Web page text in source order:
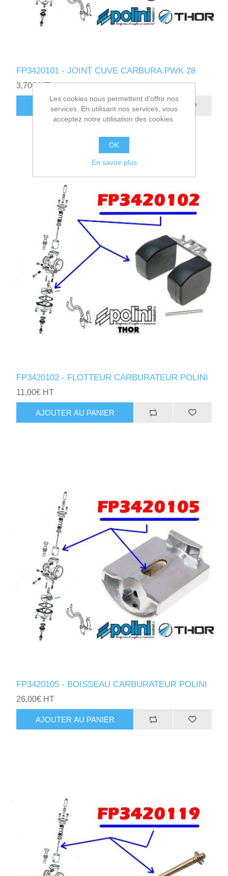
FP3420101 - JOINT CUVE CARBURA.PWK 28
3,70€ HT
AJOUTER AU PANIER
FP3420102 - FLOTTEUR CARBURATEUR POLINI
11,00€ HT
AJOUTER AU PANIER
FP3420105 - BOISSEAU CARBURATEUR POLINI
26,00€ HT
AJOUTER AU PANIER
Les cookies nous permettent d'offrir nos
services. En utilisant nos services, vous
acceptez notre utilisation des cookies.
OK
En savoir plus